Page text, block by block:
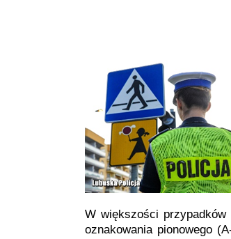
W większości przypadków
oznakowania pionowego